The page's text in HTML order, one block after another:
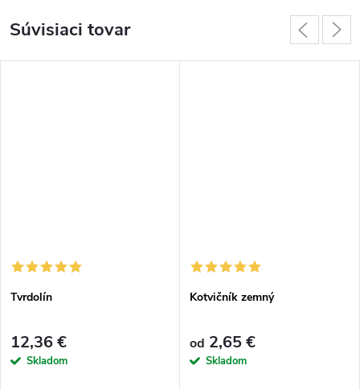
Súvisiaci tovar
Tvrdolín
12,36 €
Skladom
Kotvičník zemný
od 2,65 €
Skladom